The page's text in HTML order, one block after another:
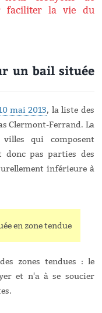
faciliter la vie du
un bail située
mai 2013, la liste des
Clermont-Ferrand. La
qui composent
donc pas parties des
inférieure à
en zone tendue
zones tendues : le
et n'a à se soucier